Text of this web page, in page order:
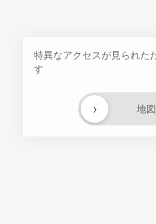
特異なアクセスが見られた
す
地
›